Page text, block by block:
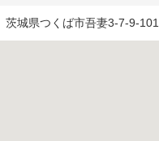
茨城県つくば市吾妻3-7-9-101